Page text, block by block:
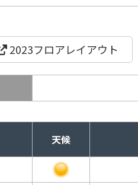
2023フロアレイアウト
天候